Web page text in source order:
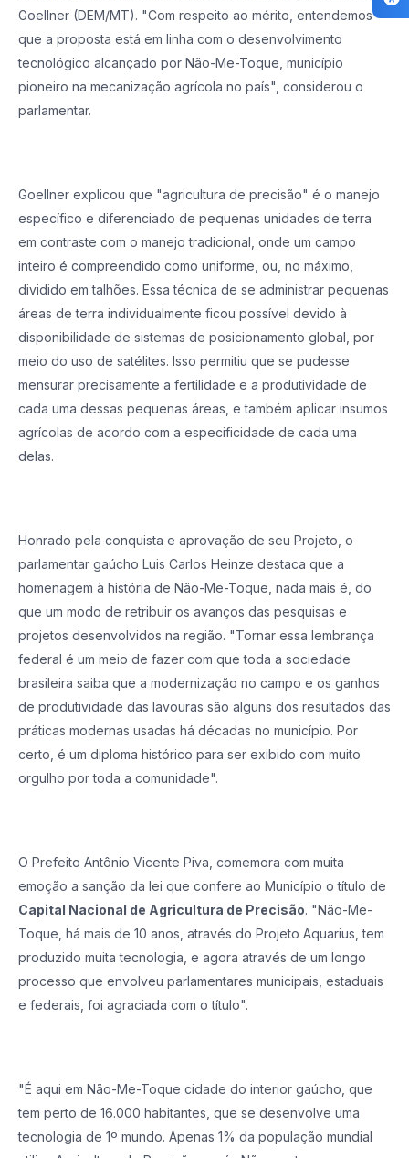
Goellner (DEM/MT). "Com respeito ao mérito, entendemos
que a proposta está em linha com o desenvolvimento
tecnológico alcançado por Não-Me-Toque, município
pioneiro na mecanização agrícola no país", considerou o
parlamentar.
Goellner explicou que "agricultura de precisão" é o manejo
específico e diferenciado de pequenas unidades de terra
em contraste com o manejo tradicional, onde um campo
inteiro é compreendido como uniforme, ou, no máximo,
dividido em talhões. Essa técnica de se administrar pequenas
áreas de terra individualmente ficou possível devido à
disponibilidade de sistemas de posicionamento global, por
meio do uso de satélites. Isso permitiu que se pudesse
mensurar precisamente a fertilidade e a produtividade de
cada uma dessas pequenas áreas, e também aplicar insumos
agrícolas de acordo com a especificidade de cada uma
delas.
Honrado pela conquista e aprovação de seu Projeto, o
parlamentar gaúcho Luis Carlos Heinze destaca que a
homenagem à história de Não-Me-Toque, nada mais é, do
que um modo de retribuir os avanços das pesquisas e
projetos desenvolvidos na região. "Tornar essa lembrança
federal é um meio de fazer com que toda a sociedade
brasileira saiba que a modernização no campo e os ganhos
de produtividade das lavouras são alguns dos resultados das
práticas modernas usadas há décadas no município. Por
certo, é um diploma histórico para ser exibido com muito
orgulho por toda a comunidade".
O Prefeito Antônio Vicente Piva, comemora com muita
emoção a sanção da lei que confere ao Município o título de
Capital Nacional de Agricultura de Precisão. "Não-Me-
Toque, há mais de 10 anos, através do Projeto Aquarius, tem
produzido muita tecnologia, e agora através de um longo
processo que envolveu parlamentares municipais, estaduais
e federais, foi agraciada com o título".
"É aqui em Não-Me-Toque cidade do interior gaúcho, que
tem perto de 16.000 habitantes, que se desenvolve uma
tecnologia de 1º mundo. Apenas 1% da população mundial